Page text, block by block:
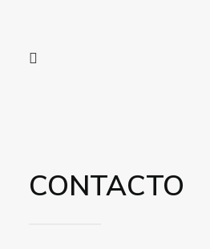
CONTACTO